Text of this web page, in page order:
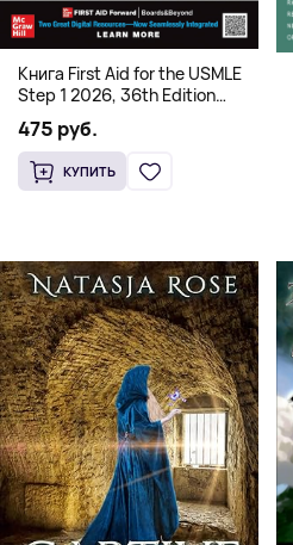
Книга First Aid for the USMLE
Step 1 2026, 36th Edition
(Мягкий переплет,
Английский язык)
475 руб.
КУПИТЬ